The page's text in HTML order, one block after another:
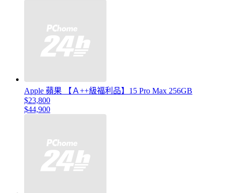
Apple 蘋果 【Ａ++級福利品】15 Pro Max 256GB
$23,800
$44,900